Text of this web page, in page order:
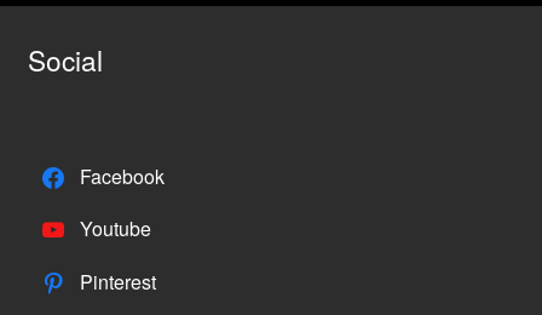
Social
Facebook
Youtube
Pinterest